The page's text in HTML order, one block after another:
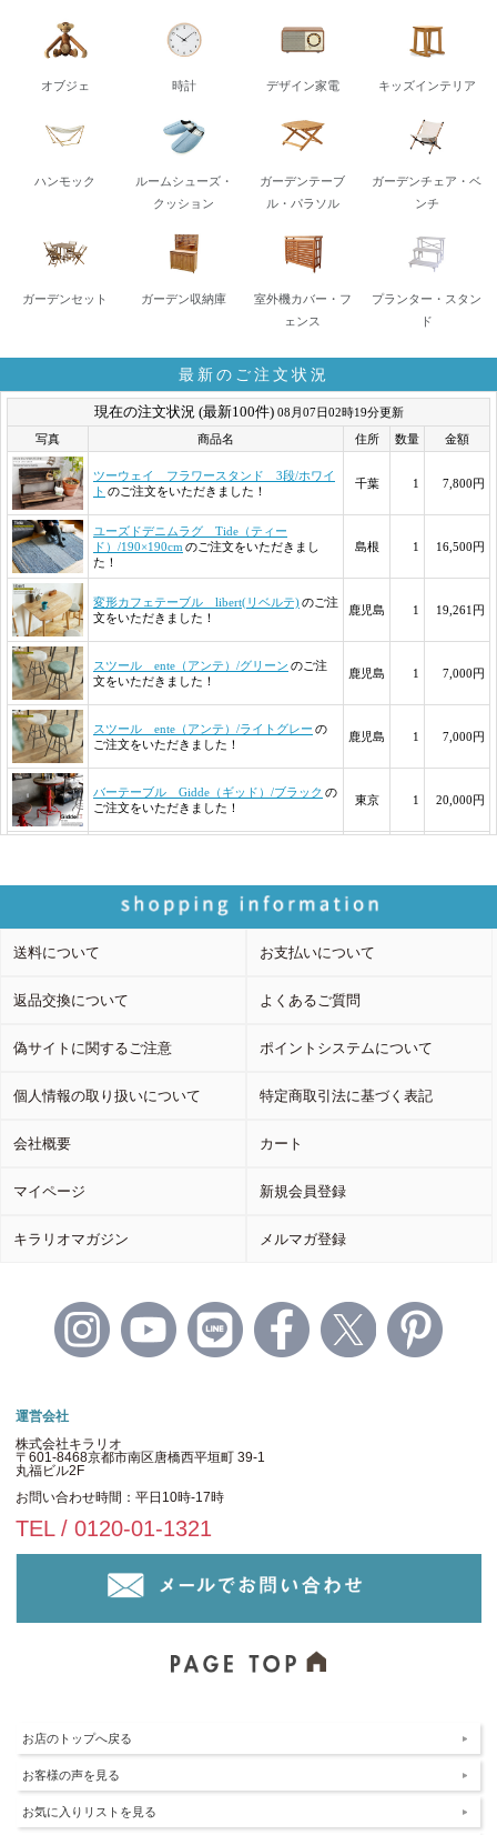
オブジェ 時計 デザイン家電 キッズインテリア
ハンモック
ルームシューズ・
クッション
ガーデンテーブ
ル・パラソル
ガーデンチェア・ベ
ンチ
ガーデンセット ガーデン収納庫
室外機カバー・フ
ェンス
プランター・スタン
ド
最新のご注文状況
送料について お支払いについて
返品交換について よくあるご質問
偽サイトに関するご注意 ポイントシステムについて
個人情報の取り扱いについて 特定商取引法に基づく表記
会社概要 カート
マイページ 新規会員登録
キラリオマガジン メルマガ登録
運営会社
株式会社キラリオ
〒601-8468京都市南区唐橋西平垣町 39-1
丸福ビル2F
お問い合わせ時間：平日10時-17時
TEL / 0120-01-1321
お店のトップへ戻る
お客様の声を見る
お気に入りリストを見る